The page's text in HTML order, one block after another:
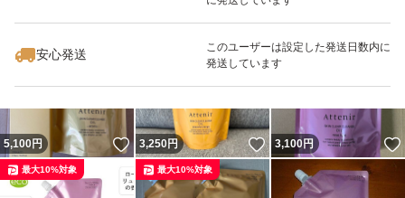
安心発送
このユーザーは設定した発送日数内に
発送しています
いいね！
3,100
5,100円 いいね！
3,250円 いいね！
3,100円
最大10%対象 最大10%対象